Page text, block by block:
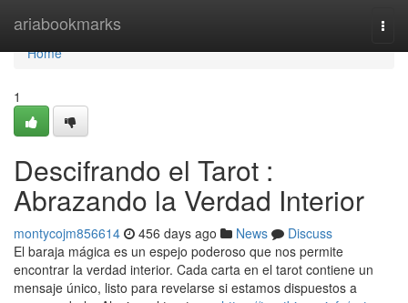
ariabookmarks
Home
Home
1
Descifrando el Tarot :
Abrazando la Verdad Interior
montycojm856614 456 days ago News
Discuss
El baraja mágica es un espejo poderoso que nos permite
encontrar la verdad interior. Cada carta en el tarot contiene un
mensaje único, listo para revelarse si estamos dispuestos a